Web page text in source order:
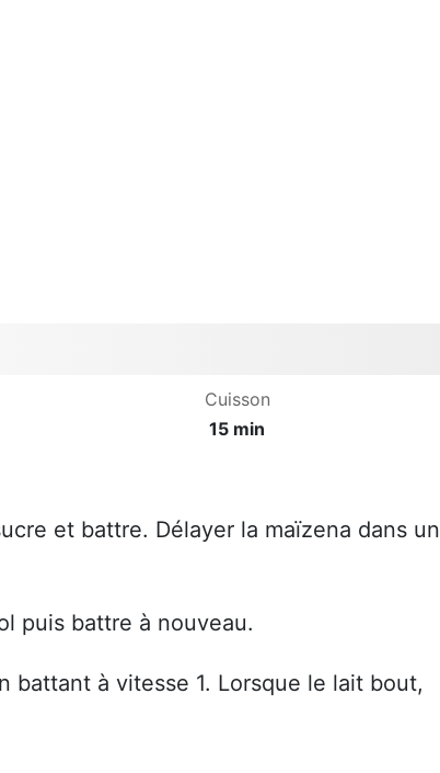
Cuisson
15 min
et battre. Délayer la maïzena dans un
puis battre à nouveau.
battant à vitesse 1. Lorsque le lait bout,